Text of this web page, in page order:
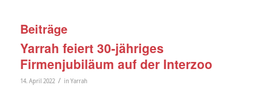
Beiträge
Yarrah feiert 30-jähriges
Firmenjubiläum auf der Interzoo
14. April 2022 / in Yarrah